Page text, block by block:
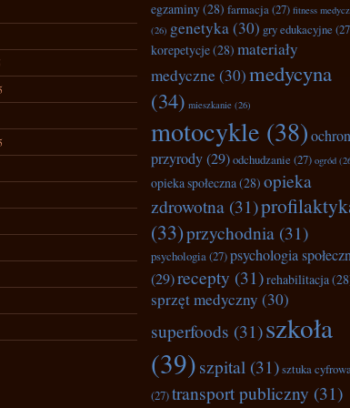
egzaminy(28) farmacja(27) fitness
(26) genetyka(30) gry edukacyjne
korepetycje(28) materiały
medyczne (30)medycyna
(34) mieszkanie (26)
motocykle (38)
przyrody(29)odchudzanie (27) ogród
opieka społeczna(28) opieka
zdrowotna (31)
(33)przychodnia (31)
psychologia(27)psychologia
(29)recepty (31)rehabilitacja
sprzęt medyczny (30)
superfoods (31)szkoła
(39)szpital (31)sztuka
(27)transport publiczny (31)